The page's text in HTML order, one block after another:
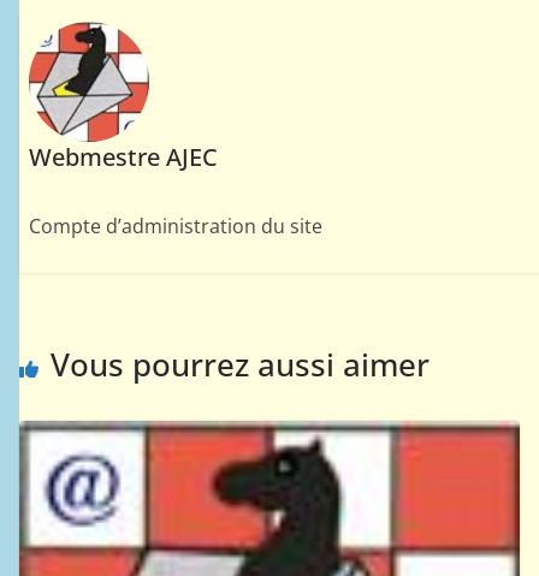
Webmestre AJEC
Compte d’administration du site
Vous pourrez aussi aimer